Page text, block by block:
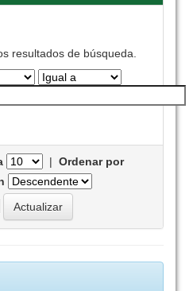
resultados de búsqueda.
|Ordenar por